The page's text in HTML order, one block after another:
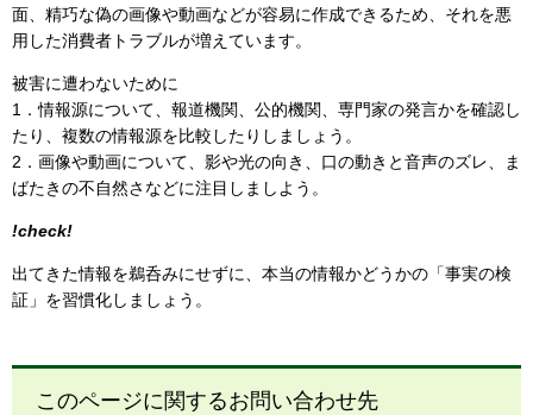
面、精巧な偽の画像や動画などが容易に作成できるため、それを悪
用した消費者トラブルが増えています。
被害に遭わないために
1．情報源について、報道機関、公的機関、専門家の発言かを確認し
たり、複数の情報源を比較したりしましょう。
2．画像や動画について、影や光の向き、口の動きと音声のズレ、ま
ばたきの不自然さなどに注目しましよう。
!check!
出てきた情報を鵜呑みにせずに、本当の情報かどうかの「事実の検
証」を習慣化しましょう。
このページに関するお問い合わせ先